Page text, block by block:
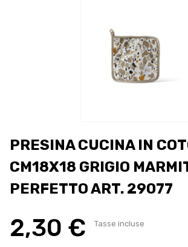
PRESINA CUCINA IN
CM18X18 GRIGIO
PERFETTO ART. 29077
2,30 € Tasse incluse